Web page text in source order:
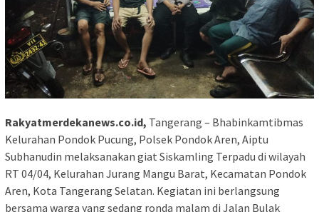
Rakyatmerdekanews.co.id, Tangerang – Bhabinkamtibmas
Kelurahan Pondok Pucung, Polsek Pondok Aren, Aiptu
Subhanudin melaksanakan giat Siskamling Terpadu di wilayah
RT 04/04, Kelurahan Jurang Mangu Barat, Kecamatan Pondok
Aren, Kota Tangerang Selatan. Kegiatan ini berlangsung
bersama warga yang sedang ronda malam di Jalan Bulak